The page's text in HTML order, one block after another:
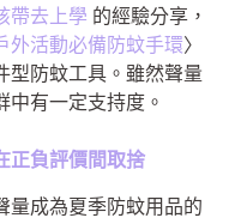
帶去上學 的經驗分享，
外活動必備防蚊手環〉
型防蚊工具。雖然聲量
中有一定支持度。
正負評價間取捨
量成為夏季防蚊用品的